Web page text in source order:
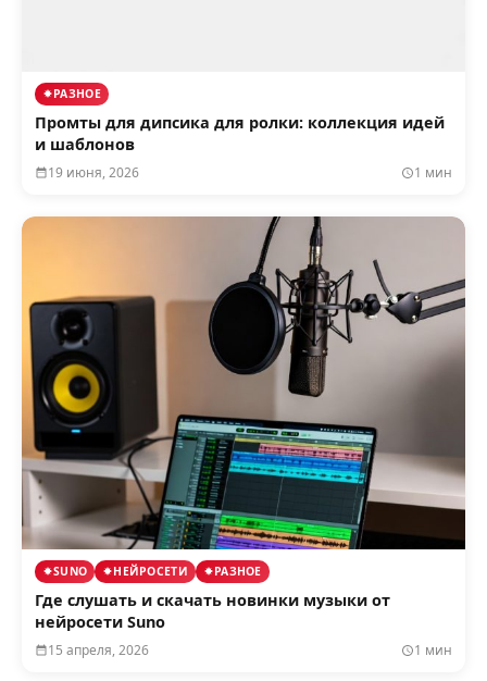
РАЗНОЕ
Промты для дипсика для ролки: коллекция идей
и шаблонов
19 июня, 2026 1 мин
SUNO НЕЙРОСЕТИ РАЗНОЕ
Где слушать и скачать новинки музыки от
нейросети Suno
15 апреля, 2026 1 мин